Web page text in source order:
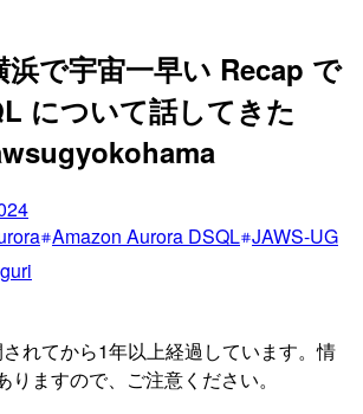
浜で宇宙一早い Recap で
について話してきた
Amazon Aurora DSQL JAWS-UG
れてから1年以上経過しています。情
ますので、ご注意ください。